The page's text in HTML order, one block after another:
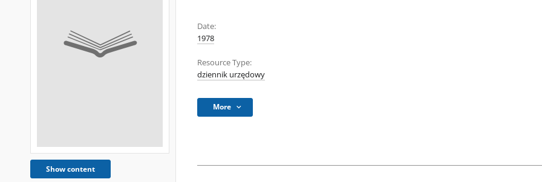
Show content
Date:
1978
Resource Type:
dziennik urzędowy
More